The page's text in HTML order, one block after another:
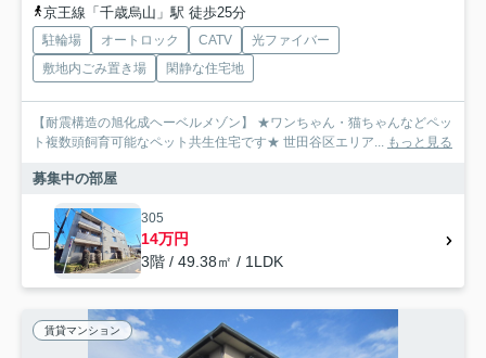
京王線「千歳烏山」駅 徒歩25分
駐輪場 オートロック CATV
光ファイバー
敷地内ごみ置き場
閑静な住宅地
【耐震構造の旭化成ヘーベルメゾン】 ★ワンちゃん・猫ちゃんなどペッ
ト複数頭飼育可能なペット共生住宅です★ 世田谷区エリア... もっと見る
募集中の部屋
305
14万円
3階 / 49.38㎡ / 1LDK
賃貸マンション